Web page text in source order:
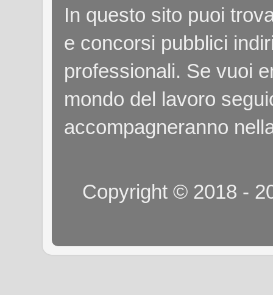
In questo sito puoi
e concorsi pubblici
professionali. Se vuoi
mondo del lavoro
accompagneranno
Copyright © 2018 -